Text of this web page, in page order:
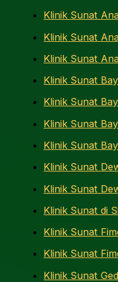
Klinik Sunat
Klinik Sunat
Klinik Sunat
Klinik Sunat
Klinik Sunat
Klinik Sunat
Klinik Sunat
Klinik Sunat
Klinik Sunat
Klinik Sunat di
Klinik Sunat
Klinik Sunat
Klinik Sunat